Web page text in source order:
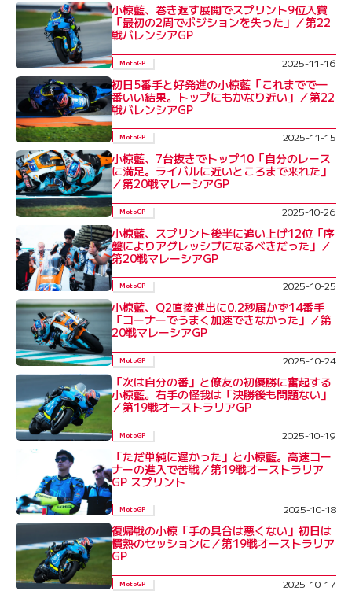
小椋藍、巻き返す展開でスプリント9位入賞
「最初の2周でポジションを失った」／第22
戦バレンシアGP
MotoGP 2025-11-16
初日5番手と好発進の小椋藍「これまでで一
番いい結果。トップにもかなり近い」／第22
戦バレンシアGP
MotoGP 2025-11-15
小椋藍、7台抜きでトップ10「自分のレース
に満足。ライバルに近いところまで来れた」
／第20戦マレーシアGP
MotoGP 2025-10-26
小椋藍、スプリント後半に追い上げ12位「序
盤によりアグレッシブになるべきだった」／
第20戦マレーシアGP
MotoGP 2025-10-25
小椋藍、Q2直接進出に0.2秒届かず14番手
「コーナーでうまく加速できなかった」／第
20戦マレーシアGP
MotoGP 2025-10-24
「次は自分の番」と僚友の初優勝に奮起する
小椋藍。右手の怪我は「決勝後も問題ない」
／第19戦オーストラリアGP
MotoGP 2025-10-19
「ただ単純に遅かった」と小椋藍。高速コー
ナーの進入で苦戦／第19戦オーストラリア
GP スプリント
MotoGP 2025-10-18
復帰戦の小椋「手の具合は悪くない」初日は
慣熟のセッションに／第19戦オーストラリア
GP
MotoGP 2025-10-17